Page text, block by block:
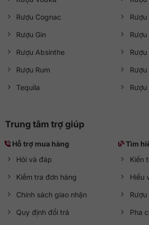
Rượu Cognac
Rượu Gin
Rượu Absinthe
Rượu Rum
Tequila
Rượu
Rượu
Trung tâm trợ giúp
Hỗ trợ mua hàng
Hỏi và đáp
Kiểm tra đơn hàng
Chính sách giao nhận
Quy định đổi trả
Tìm
Kiến
Hiểu
Pha